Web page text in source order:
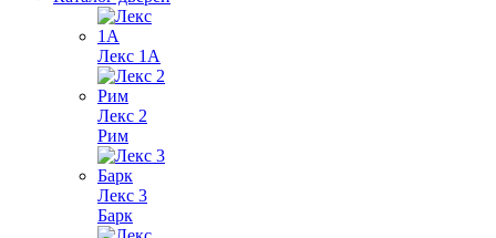
Лекс 1А
Лекс 2
Рим
Лекс 3
Барк